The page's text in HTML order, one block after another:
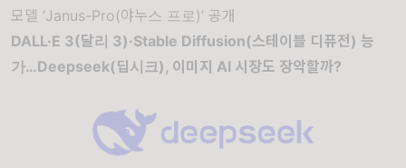
모델 ‘Janus-Pro(야누스 프로)’ 공개
DALL·E 3(달리 3)·Stable Diffusion(스테이블 디퓨전) 능
가…Deepseek(딥시크), 이미지 AI 시장도 장악할까?